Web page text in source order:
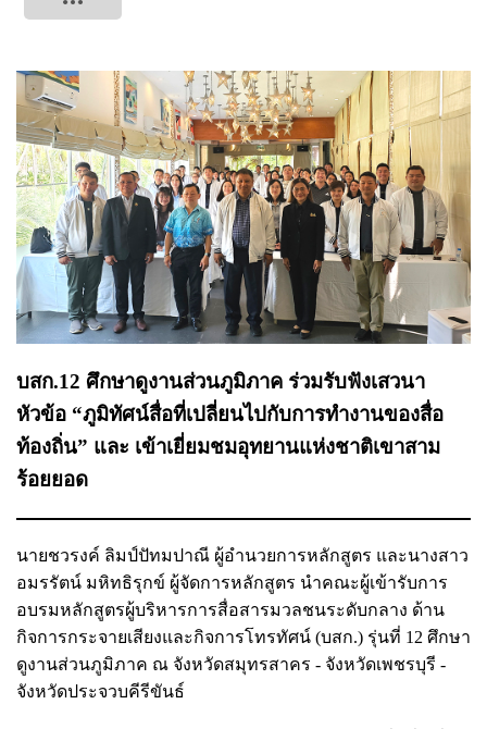
บสก.12 ศึกษาดูงานส่วนภูมิภาค ร่วมรับฟังเสวนา
หัวข้อ “ภูมิทัศน์สื่อที่เปลี่ยนไปกับการทำงานของสื่อ
ท้องถิ่น” และ เข้าเยี่ยมชมอุทยานแห่งชาติเขาสาม
ร้อยยอด
นายชวรงค์ ลิมป์ปัทมปาณี ผู้อำนวยการหลักสูตร และนางสาว
อมรรัตน์ มหิทธิรุกข์ ผู้จัดการหลักสูตร นำคณะผู้เข้ารับการ
อบรมหลักสูตรผู้บริหารการสื่อสารมวลชนระดับกลาง ด้าน
กิจการกระจายเสียงและกิจการโทรทัศน์ (บสก.) รุ่นที่ 12 ศึกษา
ดูงานส่วนภูมิภาค ณ จังหวัดสมุทรสาคร - จังหวัดเพชรบุรี -
จังหวัดประจวบคีรีขันธ์